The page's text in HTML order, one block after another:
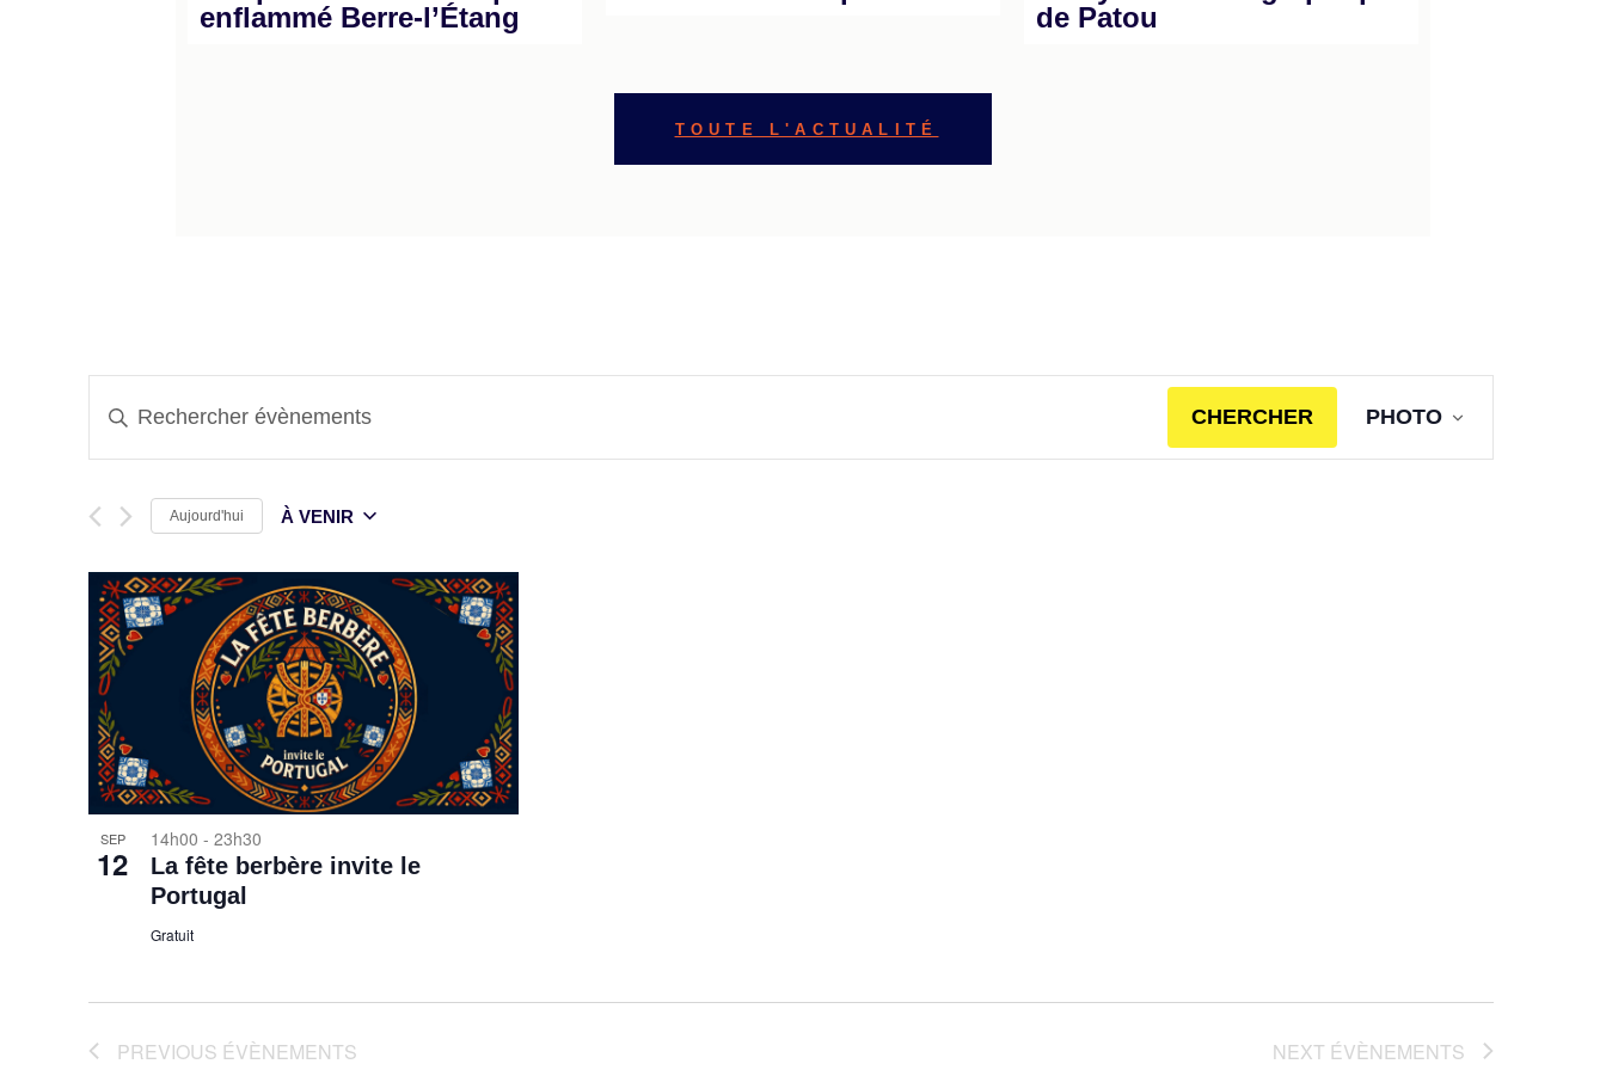
enflammé Berre-l’Étang
de Patou
TOUTE L'ACTUALITÉ
Recherche
navigation
de
vues
Évènements
mot-
Rechercher
mot-
clé.
CHERCHER
de
PHOTO
Aujourd'hui
À VENIR
SEP
12
14h00-23h30
La fête berbère invite le
Portugal
Gratuit
PREVIOUS ÉVÈNEMENTS NEXT ÉVÈNEMENTS